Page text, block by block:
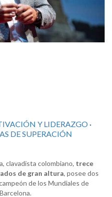
Y LIDERAZGO ·
DE SUPERACIÓN
clavadista colombiano, trece
de gran altura, posee dos
de los Mundiales de